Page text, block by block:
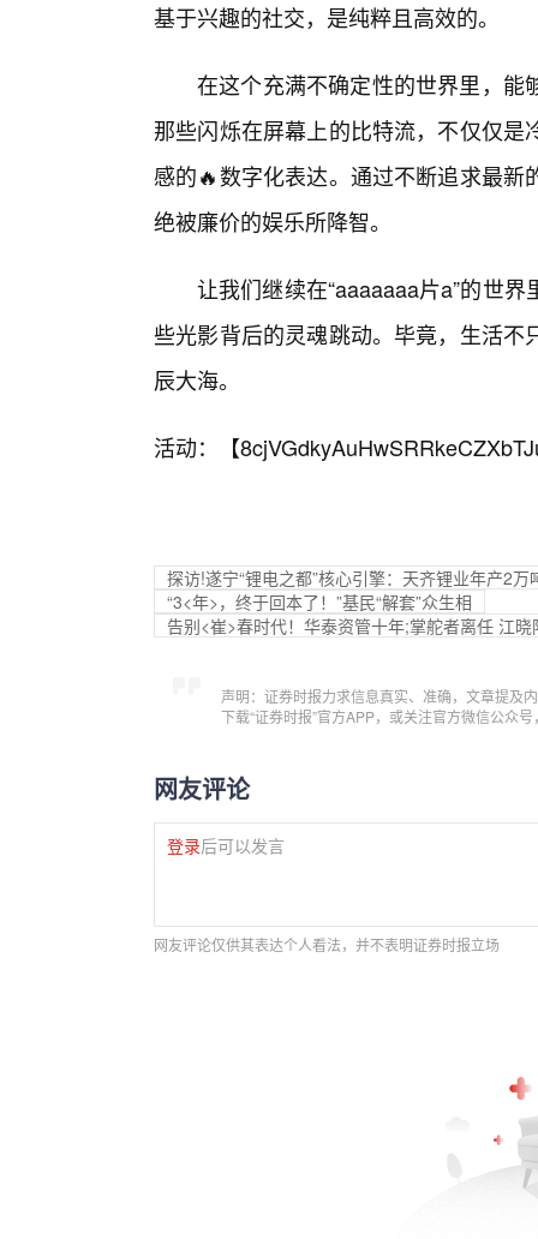
基于兴趣的社交，是纯粹且高效的。
在这个充满不确定性的世界里，能
那些闪烁在屏幕上的比特流，不仅仅
感的🔥数字化表达。通过不断追求最
绝被廉价的娱乐所降智。
让我们继续在“aaaaaaa片a”的世
些光影背后的灵魂跳动。毕竟，生活
辰大海。
活动：【
探访!遂宁“锂电之都”核心引擎：天齐锂业年产2万
“3<年>，终于回本了！”基民“解套”众生相
告别<崔>春时代！华泰资管十年;掌舵者离任 江
声明：证券时报力求信息真实、准确，文章提及
下载“证券时报”官方APP，或关注官方微信公众
网友评论
登录后可以发言
网友评论仅供其表达个人看法，并不表明证券时报立场